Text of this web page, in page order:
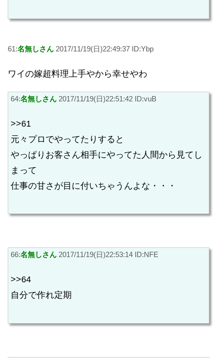
61:名無しさん 2017/11/19(日)22:49:37 ID:Ybp
ワイの嫁超料理上手やから幸せやわ
64:名無しさん 2017/11/19(日)22:51:42 ID:vuB
>>61
元々プロでやってたりすると
やっぱりお客さん相手にやってた人間から見てし
まって
仕事の甘さが目に付いちゃうんよな・・・
66:名無しさん 2017/11/19(日)22:53:14 ID:NFE
>>64
自分で作れ定期